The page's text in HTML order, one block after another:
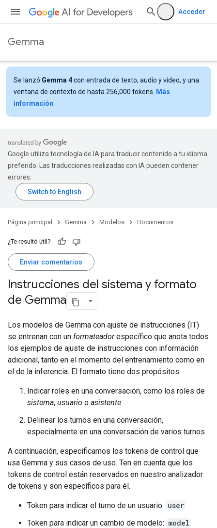
Acceder
Gemma
Se lanzó Gemma 4con entrada de texto, audio y video, y una
ventana de contexto de hasta 256,000 tokens.
Más
información
Google utiliza tecnología de IA para traducir contenido a tu idioma
preferido. Las traducciones realizadas con IA pueden contener
errores.
Página principal Gemma Modelos Documentos
¿Te resultó útil?
Enviar comentarios
Instrucciones del sistema y formato
de Gemma
Los modelos de Gemma con ajuste de instrucciones (IT)
se entrenan con un formateadorespecífico que anota todos
los ejemplos de ajuste de instrucciones con información
adicional, tanto en el momento del entrenamiento como en
el de la inferencia. El formato tiene dos propósitos:
Indicar roles en una conversación, como los roles de
sistema, usuario o asistente
Delinear los turnos en una conversación,
especialmente en una conversación de varios turnos
A continuación, especificamos los tokens de control que
usa Gemma y sus casos de uso. Ten en cuenta que los
tokens de control están reservados en nuestro analizador
de tokens y son específicos para él.
Token para indicar el turno de un usuario: user
Token para indicar un cambio de modelo: model